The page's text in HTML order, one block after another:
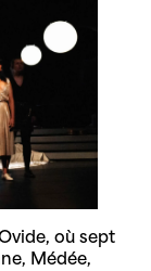
où sept
Médée,